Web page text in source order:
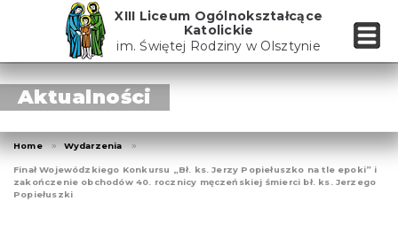
XIII Liceum Ogólnokształcące
Katolickie
im. Świętej Rodziny w Olsztynie
Aktualności
Home Wydarzenia
Finał Wojewódzkiego Konkursu „Bł. ks. Jerzy Popiełuszko na tle epoki” i
zakończenie obchodów 40. rocznicy męczeńskiej śmierci bł. ks. Jerzego
Popiełuszki